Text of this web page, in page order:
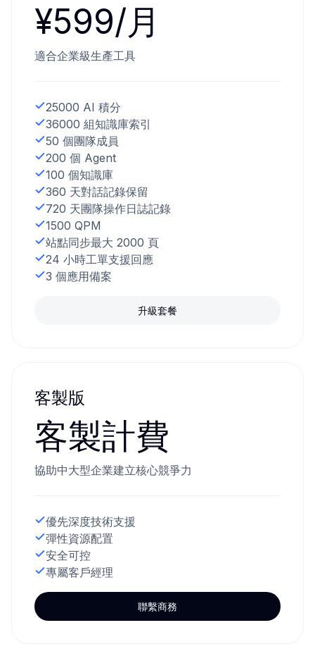
¥599/月
適合企業級生產工具
25000 AI 積分
36000 組知識庫索引
50 個團隊成員
200 個 Agent
100 個知識庫
360 天對話記錄保留
720 天團隊操作日誌記錄
1500 QPM
站點同步最大 2000 頁
24 小時工單支援回應
3 個應用備案
升級套餐
客製版
客製計費
協助中大型企業建立核心競爭力
優先深度技術支援
彈性資源配置
安全可控
專屬客戶經理
聯繫商務